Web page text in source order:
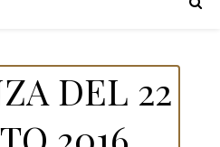
DEL 22